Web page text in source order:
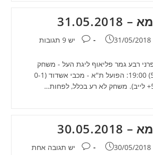
פורסם:
31/05/2018 תגובות:
יש 9 תגובות
רבע גמר פליאוף ליגת העל - משחק
מספר 2 (הטוב מ-5) 19:00: הפועל ת"א - מכבי אשדוד (0-1
פורסם:
30/05/2018 תגובות:יש תגובה אחת